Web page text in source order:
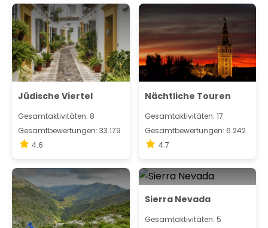
Jüdische Viertel
Gesamtaktivitäten: 8
Gesamtbewertungen: 33.179
4.6
Nächtliche Touren
Gesamtaktivitäten: 17
Gesamtbewertungen: 6.242
4.7
Sierra Nevada
Gesamtaktivitäten: 5